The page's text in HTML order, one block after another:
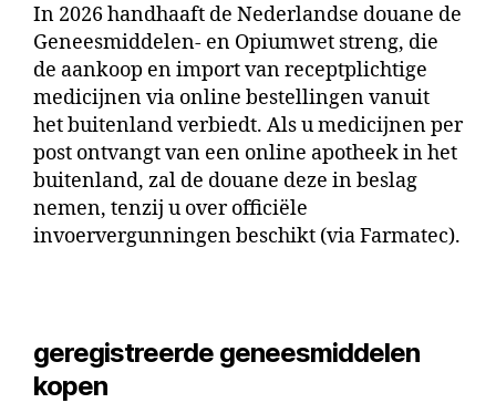
In 2026 handhaaft de Nederlandse douane de
Geneesmiddelen- en Opiumwet streng, die
de aankoop en import van receptplichtige
medicijnen via online bestellingen vanuit
het buitenland verbiedt. Als u medicijnen per
post ontvangt van een online apotheek in het
buitenland, zal de douane deze in beslag
nemen, tenzij u over officiële
invoervergunningen beschikt (via Farmatec).
geregistreerde geneesmiddelen
kopen